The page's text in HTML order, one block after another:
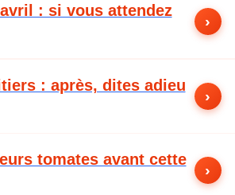
: si vous attendez
›
: après, dites adieu
›
tomates avant cette
›